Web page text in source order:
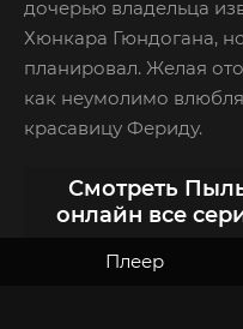
дочерью владельца
Хюнкара Гюндогана,
планировал. Желая
как неумолимо
красавицу Фериду.
Смотреть
онлайн все
Плеер